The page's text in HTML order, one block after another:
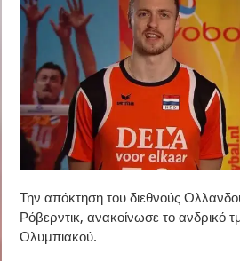
Την απόκτηση του διεθνούς
Ρόβερντικ, ανακοίνωσε το ανδρικό
Ολυμπιακού.